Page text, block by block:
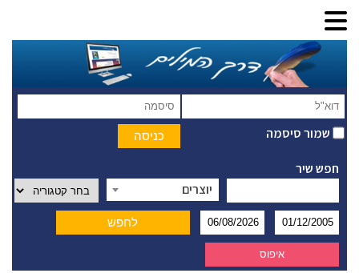
שמור סיסמה
חפש שיר
יוצרים